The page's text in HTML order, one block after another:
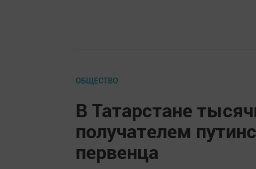
ОБЩЕСТВО
В Татарстане
получателем
первенца